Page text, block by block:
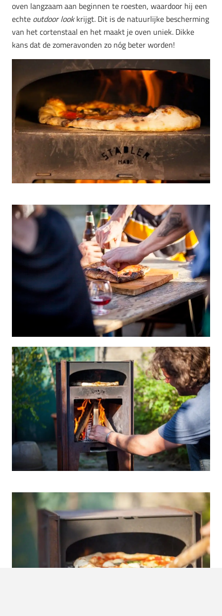
oven langzaam aan beginnen te roesten, waardoor hij een
echte outdoor lookkrijgt. Dit is de natuurlijke bescherming
van het cortenstaal en het maakt je oven uniek. Dikke
kans dat de zomeravonden zo nóg beter worden!